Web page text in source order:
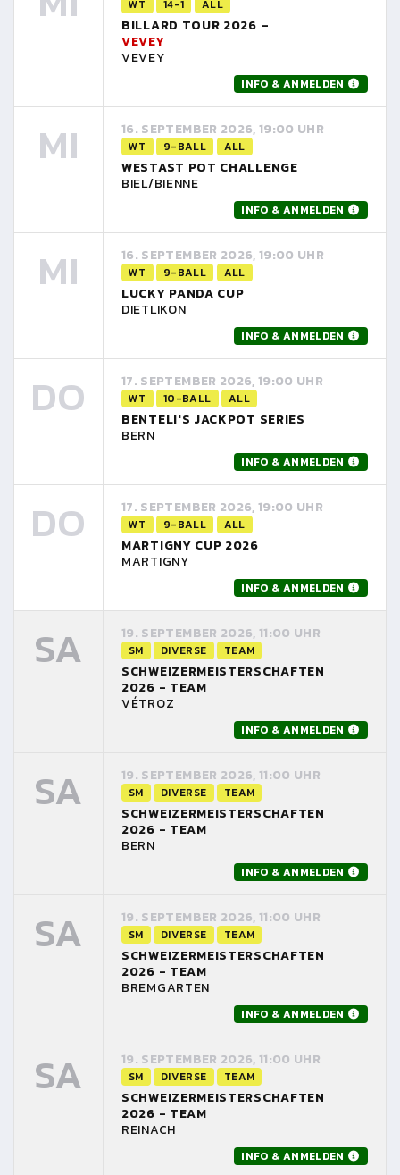
WT 14-1 ALL
BILLARD TOUR 2026 –
VEVEY
VEVEY
INFO & ANMELDEN
MI 16. SEPTEMBER 2026, 19:00 UHR
WT 9-BALL ALL
WESTAST POT CHALLENGE
BIEL/BIENNE
INFO & ANMELDEN
MI 16. SEPTEMBER 2026, 19:00 UHR
WT 9-BALL ALL
LUCKY PANDA CUP
DIETLIKON
INFO & ANMELDEN
DO 17. SEPTEMBER 2026, 19:00 UHR
WT 10-BALL ALL
BENTELI'S JACKPOT SERIES
BERN
INFO & ANMELDEN
DO 17. SEPTEMBER 2026, 19:00 UHR
WT 9-BALL ALL
MARTIGNY CUP 2026
MARTIGNY
INFO & ANMELDEN
SA 19. SEPTEMBER 2026, 11:00 UHR
SM DIVERSE TEAM
SCHWEIZERMEISTERSCHAFTEN
2026 - TEAM
VÉTROZ
INFO & ANMELDEN
SA 19. SEPTEMBER 2026, 11:00 UHR
SM DIVERSE TEAM
SCHWEIZERMEISTERSCHAFTEN
2026 - TEAM
BERN
INFO & ANMELDEN
SA 19. SEPTEMBER 2026, 11:00 UHR
SM DIVERSE TEAM
SCHWEIZERMEISTERSCHAFTEN
2026 - TEAM
BREMGARTEN
INFO & ANMELDEN
SA 19. SEPTEMBER 2026, 11:00 UHR
SM DIVERSE TEAM
SCHWEIZERMEISTERSCHAFTEN
2026 - TEAM
REINACH
INFO & ANMELDEN